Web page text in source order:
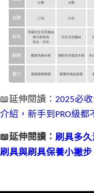
📖延伸閱讀： 2025必
介紹，新手到PRO級都
📖延伸閱讀： 刷具多
刷具與刷具保養小撇步